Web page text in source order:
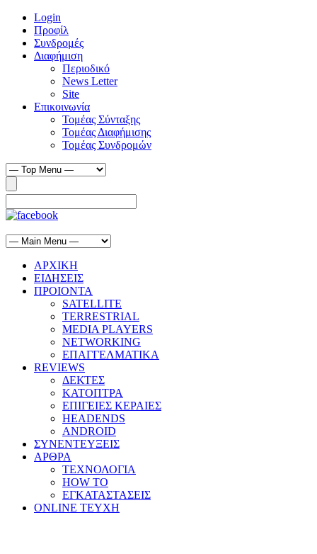
Login
Προφίλ
Συνδρομές
Διαφήμιση
Περιοδικό
News Letter
Site
Επικοινωνία
Τομέας Σύνταξης
Τομέας Διαφήμισης
Τομέας Συνδρομών
ΑΡΧΙΚΗ
ΕΙΔΗΣΕΙΣ
ΠΡΟΙΟΝΤΑ
SATELLITE
TERRESTRIAL
MEDIA PLAYERS
NETWORKING
ΕΠΑΓΓΕΛΜΑΤΙΚΑ
REVIEWS
ΔΕΚΤΕΣ
ΚΑΤΟΠΤΡΑ
ΕΠΙΓΕΙΕΣ ΚΕΡΑΙΕΣ
HEADENDS
ANDROID
ΣΥΝΕΝΤΕΥΞΕΙΣ
ΑΡΘΡΑ
ΤΕΧΝΟΛΟΓΙΑ
HOW TO
ΕΓΚΑΤΑΣΤΑΣΕΙΣ
ONLINE TEYXH